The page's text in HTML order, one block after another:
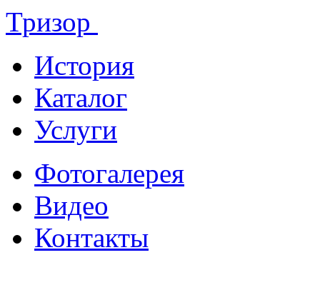
Тризор
История
Каталог
Услуги
Фотогалерея
Видео
Контакты